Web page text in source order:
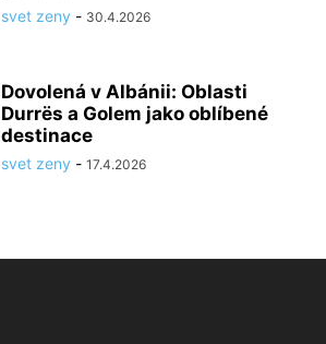
svet zeny - 30.4.2026
Dovolená v Albánii: Oblasti
Durrës a Golem jako oblíbené
destinace
svet zeny - 17.4.2026